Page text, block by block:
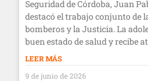
Seguridad de Córdoba, Juan
destacó el trabajo conjunto de
bomberos y la Justicia. La
buen estado de salud y recibe
LEER MÁS
9 de junio de 2026